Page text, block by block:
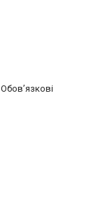
Обов’язкові